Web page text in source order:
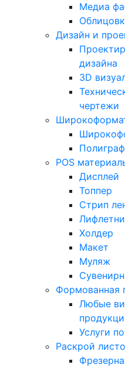
Медиа
Дизайн и
дизайна
3D
чертежи
POS
Дисплей
Топпер
Стрип
Холдер
Макет
Муляж
Формованная
Любые
Услуги
Раскрой